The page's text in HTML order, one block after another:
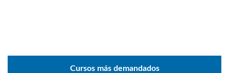
Cursos más demandados